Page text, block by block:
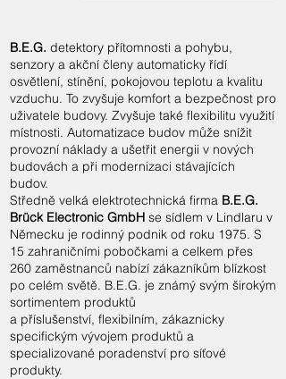
B.E.G. detektory přítomnosti a pohybu,
senzory a akční členy automaticky řídí
osvětlení, stínění, pokojovou teplotu a kvalitu
vzduchu. To zvyšuje komfort a bezpečnost pro
uživatele budovy. Zvyšuje také flexibilitu využití
místnosti. Automatizace budov může snížit
provozní náklady a ušetřit energii v nových
budovách a při modernizaci stávajících
budov.
Středně velká elektrotechnická firma B.E.G.
Brück Electronic GmbH se sídlem v Lindlaru v
Německu je rodinný podnik od roku 1975. S
15 zahraničními pobočkami a celkem přes
260 zaměstnanců nabízí zákazníkům blízkost
po celém světě. B.E.G. je známý svým širokým
sortimentem produktů
a příslušenství, flexibilním, zákaznicky
specifickým vývojem produktů a
specializované poradenství pro síťové
produkty.